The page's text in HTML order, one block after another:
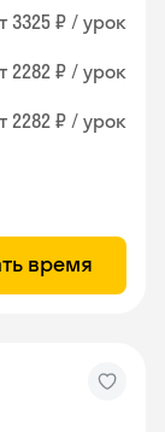
3325 ₽ / урок
2282 ₽ / урок
2282 ₽ / урок
время